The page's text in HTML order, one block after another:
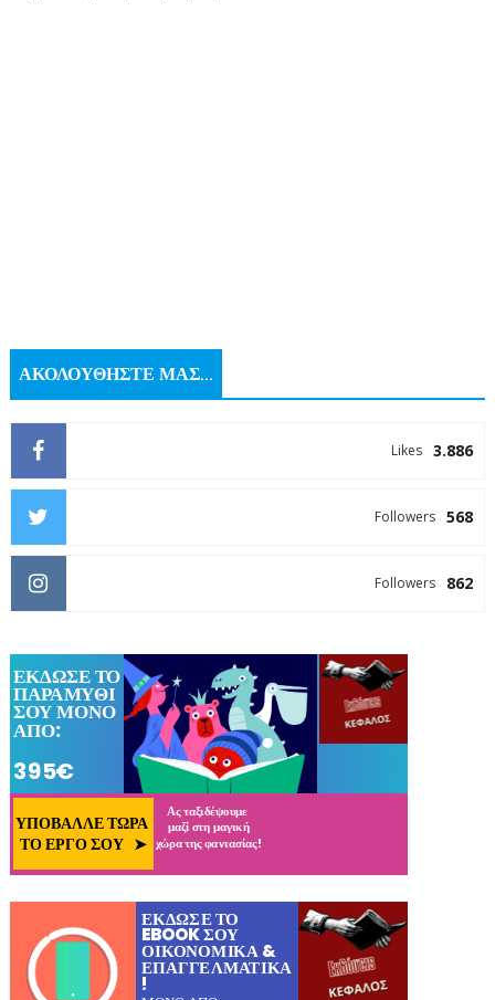
ΑΚΟΛΟΥΘΗΣΤΕ ΜΑΣ...
3.886
Likes
568
Followers
862
Followers